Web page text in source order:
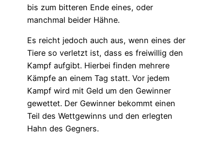
bis zum bitteren Ende eines, oder
manchmal beider Hähne.
Es reicht jedoch auch aus, wenn eines der
Tiere so verletzt ist, dass es freiwillig den
Kampf aufgibt. Hierbei finden mehrere
Kämpfe an einem Tag statt. Vor jedem
Kampf wird mit Geld um den Gewinner
gewettet. Der Gewinner bekommt einen
Teil des Wettgewinns und den erlegten
Hahn des Gegners.